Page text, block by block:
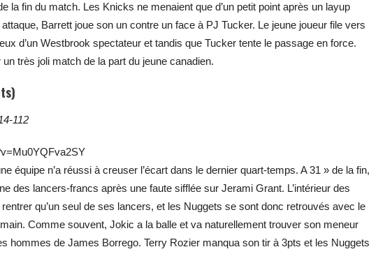
la fin du match. Les Knicks ne menaient que d’un petit point après un layup
Barrett joue son un contre un face à PJ Tucker. Le jeune joueur file vers
d’un Westbrook spectateur et tandis que Tucker tente le passage en force.
très joli match de la part du jeune canadien.
112
équipe n’a réussi à creuser l’écart dans le dernier quart-temps. A 31 » de la fin,
des lancers-francs après une faute sifflée sur Jerami Grant. L’intérieur des
qu’un seul de ses lancers, et les Nuggets se sont donc retrouvés avec le
Comme souvent, Jokic a la balle et va naturellement trouver son meneur
hommes de James Borrego. Terry Rozier manqua son tir à 3pts et les Nuggets